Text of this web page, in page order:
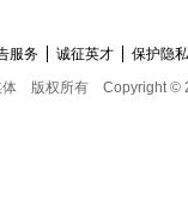
服务 诚征英才
保护隐
体
版权所有 Copyright ©